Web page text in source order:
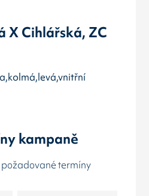
X Cihlářská, ZC
kampaně
termíny